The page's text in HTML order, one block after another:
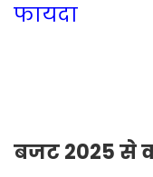
फायदा
बजट 2025 से